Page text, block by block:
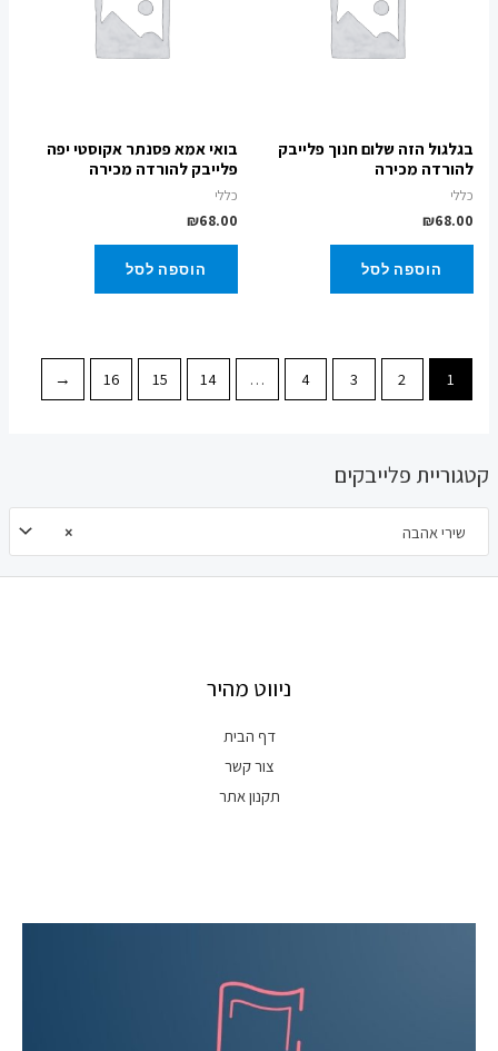
קטגוריית פלייבקים
× שירי אהבה
בגלגול הזה שלום חנוך פלייבק
להורדה מכירה
כללי
₪68.00
הוספה לסל
בואי אמא פסנתר אקוסטי יפה
פלייבק להורדה מכירה
כללי
₪68.00
הוספה לסל
1
2
3
4
…
14
15
16
←
ניווט מהיר
דף הבית
צור קשר
תקנון אתר